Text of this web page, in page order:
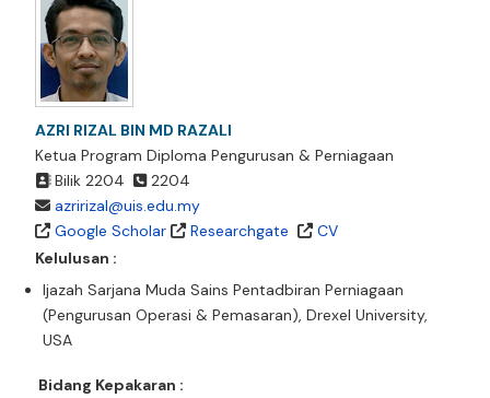
AZRI RIZAL BIN MD RAZALI
Ketua Program Diploma Pengurusan & Perniagaan
Bilik 2204
2204
azririzal@uis.edu.my
Google Scholar
Researchgate
CV
Kelulusan :
Ijazah Sarjana Muda Sains Pentadbiran Perniagaan
(Pengurusan Operasi & Pemasaran), Drexel University,
USA
Bidang Kepakaran :